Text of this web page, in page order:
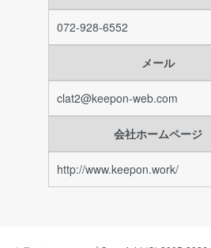
072-928-6552
メール
clat2@keepon-web.com
会社ホームページ
http://www.keepon.work/